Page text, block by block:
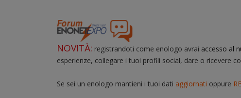
NOVITÀ: registrandoti come enologo avrai accesso al
esperienze, collegare i tuoi profili social, dare o ricevere
Se sei un enologo mantieni i tuoi dati aggiornati oppure